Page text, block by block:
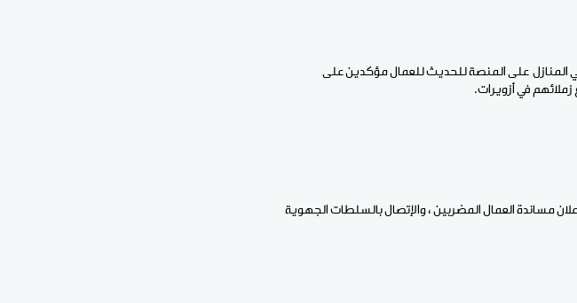
المنازل على المنصة للحديث للعمال مؤكدين على
في أزويرات.
مساندة العمال المضربين ، والإتصال بالسلطات الجهوية